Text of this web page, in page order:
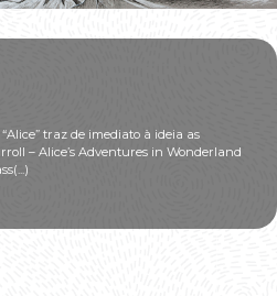
traz de imediato à ideia as
– Alice’s Adventures in Wonderland